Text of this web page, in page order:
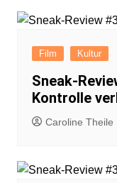
Film Kultur
Sneak-
Kontrolle
Caroline Theile